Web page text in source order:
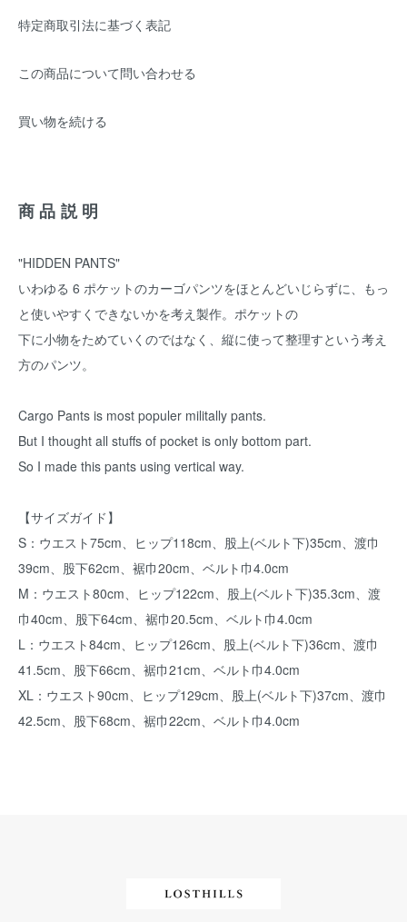
特定商取引法に基づく表記
この商品について問い合わせる
買い物を続ける
商品説明
"HIDDEN PANTS"
いわゆる 6 ポケットのカーゴパンツをほとんどいじらずに、もっ
と使いやすくできないかを考え製作。ポケットの
下に小物をためていくのではなく、縦に使って整理すという考え
方のパンツ。
Cargo Pants is most populer militally pants.
But I thought all stuffs of pocket is only bottom part.
So I made this pants using vertical way.
【サイズガイド】
S：ウエスト75cm、ヒップ118cm、股上(ベルト下)35cm、渡巾
39cm、股下62cm、裾巾20cm、ベルト巾4.0cm
M：ウエスト80cm、ヒップ122cm、股上(ベルト下)35.3cm、渡
巾40cm、股下64cm、裾巾20.5cm、ベルト巾4.0cm
L：ウエスト84cm、ヒップ126cm、股上(ベルト下)36cm、渡巾
41.5cm、股下66cm、裾巾21cm、ベルト巾4.0cm
XL：ウエスト90cm、ヒップ129cm、股上(ベルト下)37cm、渡巾
42.5cm、股下68cm、裾巾22cm、ベルト巾4.0cm